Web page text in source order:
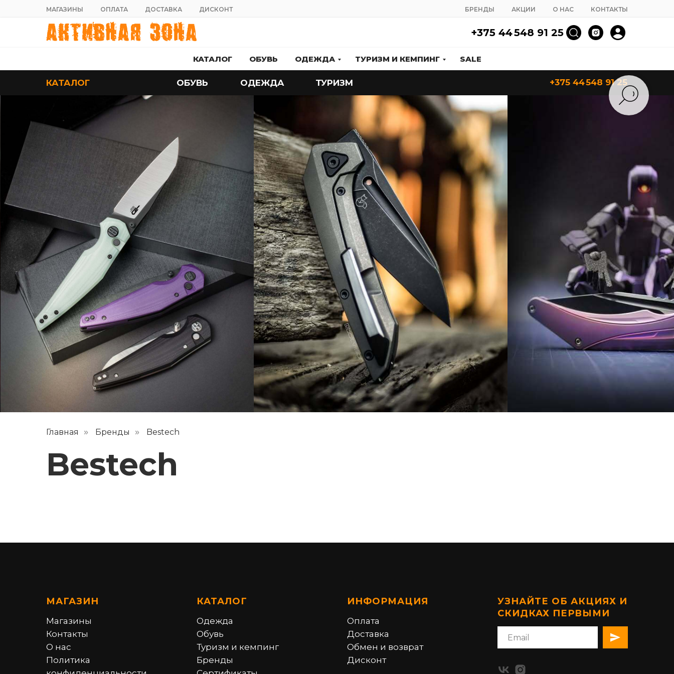
МАГАЗИНЫ ОПЛАТА ДОСТАВКА ДИСКОНТ БРЕНДЫ АКЦИИ О НАС КОНТАКТЫ
+375 44 548 91 25
КАТАЛОГ ОБУВЬ ОДЕЖДА ТУРИЗМ И КЕМПИНГ SALE
КАТАЛОГ +375 44 548 91 25
ОДЕЖДА
ОБУВЬ ТУРИЗМ
АЛЬПИНИЗМ
Главная » Бренды » Bestech
Bestech
МАГАЗИН
Магазины
Контакты
О нас
Политика
КАТАЛОГ
Одежда
Обувь
Туризм и кемпинг
Бренды
ИНФОРМАЦИЯ
Оплата
Доставка
Обмен и возврат
Дисконт
УЗНАЙТЕ ОБ АКЦИЯХ И
СКИДКАХ ПЕРВЫМИ